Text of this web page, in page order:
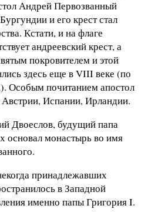
Андрей Первозванный
и его крест стал
Кстати, и на флаге
андреевский крест, а
покровителем и этой
здесь еще в VIII веке (по
Особым почитанием апостол
Испании, Ирландии.
Двоеслов, будущий папа
основал монастырь во имя
принадлежавших
в Западной
именно папы Григория I.